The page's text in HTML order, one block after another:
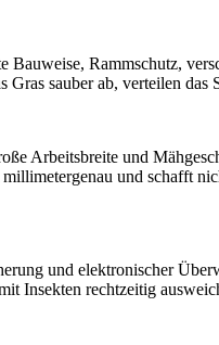
Rammschutz,
Gras sauber ab, verteilen
Arbeitsbreite und
und schafft
und elektronischer
Insekten rechtzeitig